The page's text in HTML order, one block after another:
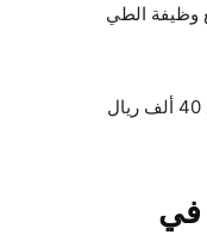
وظيفة الطي
سعر سيارة هيونداي النترا المعروضة للبيع 40 ألف ريال
كم تكلفة اكسنت 2024 في